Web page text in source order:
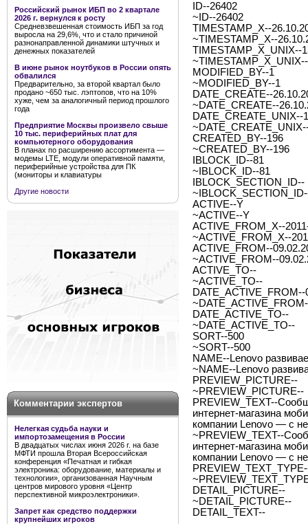
Российский рынок ИБП во 2 квартале
2026 г. вернулся к росту
Средневзвешенная стоимость ИБП за год
выросла на 29,6%, что и стало причиной
разнонаправленной динамики штучных и
денежных показателей
В июне рынок ноутбуков в России опять
обвалился
Предварительно, за второй квартал было
продано ~650 тыс. лэптопов, что на 10%
хуже, чем за аналогичный период прошлого
года
Предприятие Москвы произвело свыше
10 тыс. периферийных плат для
компьютерного оборудования
В планах по расширению ассортимента —
модемы LTE, модули оперативной памяти,
периферийные устройства для ПК
(мониторы и клавиатуры
Другие новости
Комментарии экспертов
Нелегкая судьба науки и
импортозамещения в России
В двадцатых числах июня 2026 г. на базе
МФТИ прошла Вторая Всероссийская
конференция «Печатная и гибкая
электроника: оборудование, материалы и
технологии», организованная Научным
центров мирового уровня «Центр
перспективной микроэлектроники».
Запрет как средство поддержки
крупнейших игроков
ID--26402
~ID--26402
TIMESTAMP_X--
~TIMESTAMP_X--
TIMESTAMP_X_UNIX--
MODIFIED_BY--1
~MODIFIED_BY--1
DATE_CREATE--
~DATE_CREATE--
DATE_CREATE_UNIX--
CREATED_BY--196
~CREATED_BY--196
IBLOCK_ID--81
~IBLOCK_ID--81
IBLOCK_SECTION_ID--
ACTIVE--Y
~ACTIVE--Y
ACTIVE_FROM_X--
~ACTIVE_FROM_X--
ACTIVE_FROM--
~ACTIVE_FROM--
ACTIVE_TO--
~ACTIVE_TO--
DATE_ACTIVE_FROM--
DATE_ACTIVE_TO--
~DATE_ACTIVE_TO--
SORT--500
~SORT--500
NAME--Lenovo
~NAME--Lenovo
PREVIEW_PICTURE--
~PREVIEW_PICTURE--
PREVIEW_TEXT--
интернет-магазина
компании Lenovo — с
~PREVIEW_TEXT--
интернет-магазина
компании Lenovo — с
DETAIL_PICTURE--
~DETAIL_PICTURE--
DETAIL_TEXT--